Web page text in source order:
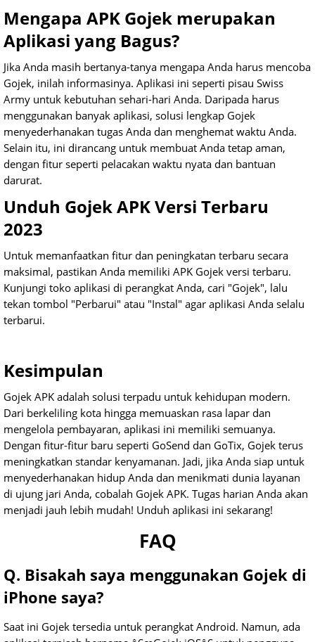
Mengapa APK Gojek merupakan
Aplikasi yang Bagus?
Jika Anda masih bertanya-tanya mengapa Anda harus mencoba
Gojek, inilah informasinya. Aplikasi ini seperti pisau Swiss
Army untuk kebutuhan sehari-hari Anda. Daripada harus
menggunakan banyak aplikasi, solusi lengkap Gojek
menyederhanakan tugas Anda dan menghemat waktu Anda.
Selain itu, ini dirancang untuk membuat Anda tetap aman,
dengan fitur seperti pelacakan waktu nyata dan bantuan
darurat.
Unduh Gojek APK Versi Terbaru
2023
Untuk memanfaatkan fitur dan peningkatan terbaru secara
maksimal, pastikan Anda memiliki APK Gojek versi terbaru.
Kunjungi toko aplikasi di perangkat Anda, cari "Gojek", lalu
tekan tombol "Perbarui" atau "Instal" agar aplikasi Anda selalu
terbarui.
Kesimpulan
Gojek APK adalah solusi terpadu untuk kehidupan modern.
Dari berkeliling kota hingga memuaskan rasa lapar dan
mengelola pembayaran, aplikasi ini memiliki semuanya.
Dengan fitur-fitur baru seperti GoSend dan GoTix, Gojek terus
meningkatkan standar kenyamanan. Jadi, jika Anda siap untuk
menyederhanakan hidup Anda dan menikmati dunia layanan
di ujung jari Anda, cobalah Gojek APK. Tugas harian Anda akan
menjadi jauh lebih mudah! Unduh aplikasi ini sekarang!
FAQ
Q. Bisakah saya menggunakan Gojek di
iPhone saya?
Saat ini Gojek tersedia untuk perangkat Android. Namun, ada